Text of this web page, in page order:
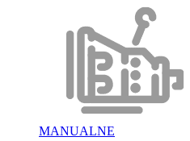
MANUALNE